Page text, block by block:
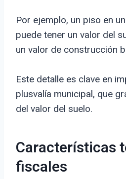
Por ejemplo, un piso en
puede tener un valor del
un valor de construcción
Este detalle es clave en
plusvalía municipal, que
del valor del suelo.
Características
fiscales